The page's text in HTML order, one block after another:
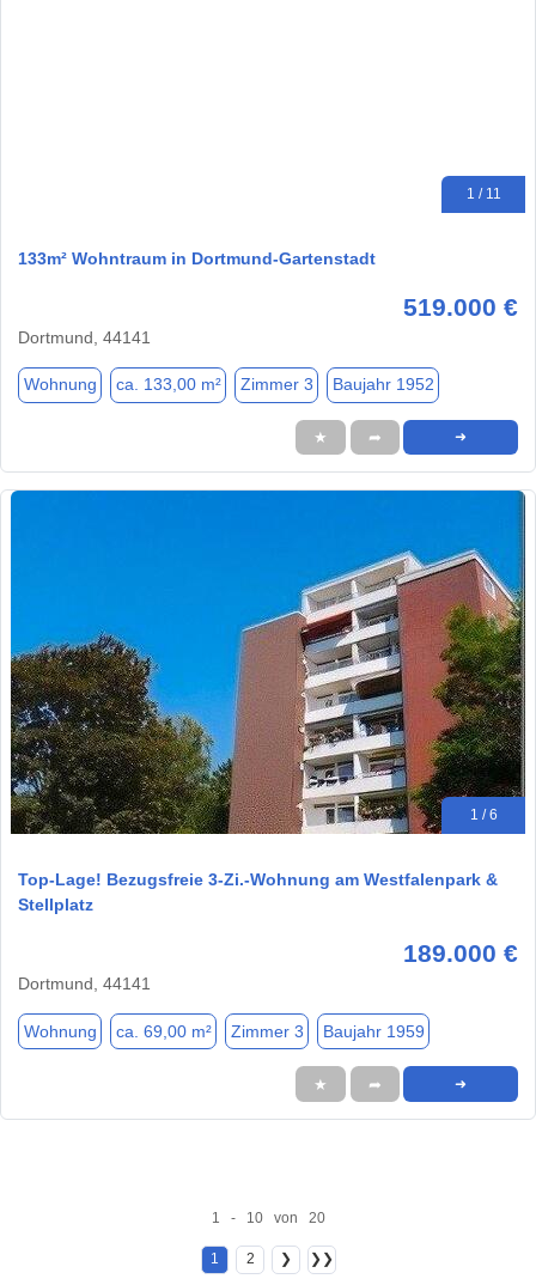
1 / 11
133m² Wohntraum in Dortmund-Gartenstadt
519.000 €
Dortmund, 44141
Wohnung ca. 133,00 m² Zimmer 3 Baujahr 1952
★ ➦ ➜
1 / 6
Top-Lage! Bezugsfreie 3-Zi.-Wohnung am Westfalenpark &
Stellplatz
189.000 €
Dortmund, 44141
Wohnung ca. 69,00 m² Zimmer 3 Baujahr 1959
★ ➦ ➜
1 - 10 von 20
1 2 ❯ ❯❯